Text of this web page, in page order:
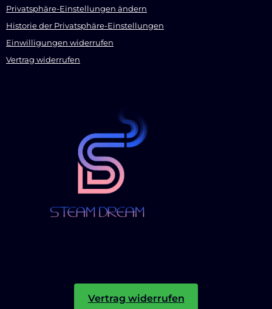
Privatsphäre-Einstellungen ändern
Historie der Privatsphäre-Einstellungen
Einwilligungen widerrufen
Vertrag widerrufen
Vertrag widerrufen